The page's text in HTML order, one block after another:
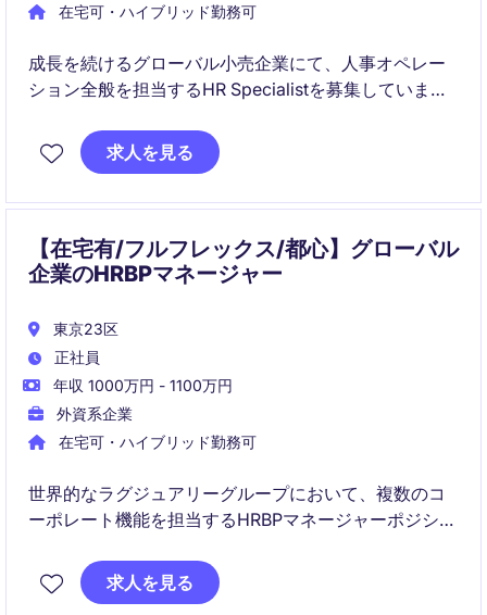
在宅可・ハイブリッド勤務可
成長を続けるグローバル小売企業にて、人事オペレー
ション全般を担当するHR Specialistを募集していま
労務、給与、勤怠管理、人事制度運用など幅広い業務
を通じて、組織成長を支えていただくポジションで
求人を見る
【在宅有/フルフレックス/都心】グローバル
企業のHRBPマネージャー
東京23区
正社員
年収 1000万円 - 1100万円
外資系企業
在宅可・ハイブリッド勤務可
世界的なラグジュアリーグループにおいて、複数のコ
ーポレート機能を担当するHRBPマネージャーポジショ
採用、組織設計、タレントマネジメント、従業員対応
など幅広い人事領域をリードしながら、事業成長を支
求人を見る